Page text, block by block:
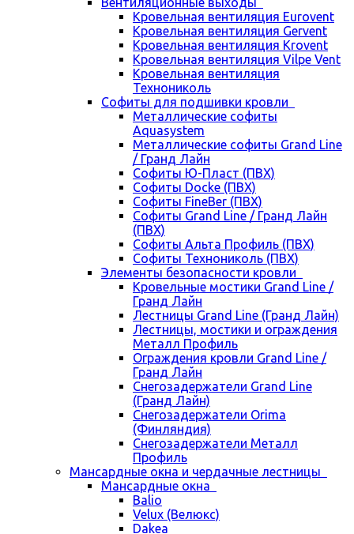
Кровельная вентиляция Eurovent
Кровельная вентиляция Gervent
Кровельная вентиляция Krovent
Кровельная вентиляция Vilpe Vent
Кровельная вентиляция
Технониколь
Cофиты для подшивки кровли
Металлические софиты
Aquasystem
Металлические софиты Grand Line
/ Гранд Лайн
Софиты Ю-Пласт (ПВХ)
Софиты Docke (ПВХ)
Софиты FineBer (ПВХ)
Софиты Grand Line / Гранд Лайн
(ПВХ)
Софиты Альта Профиль (ПВХ)
Софиты Технониколь (ПВХ)
Элементы безопасности кровли
Кровельные мостики Grand Line /
Гранд Лайн
Лестницы Grand Line (Гранд Лайн)
Лестницы, мостики и ограждения
Металл Профиль
Ограждения кровли Grand Line /
Гранд Лайн
Снегозадержатели Grand Line
(Гранд Лайн)
Снегозадержатели Orima
(Финляндия)
Снегозадержатели Металл
Профиль
Мансардные окна и чердачные лестницы
Мансардные окна
Balio
Velux (Велюкс)
Dakea